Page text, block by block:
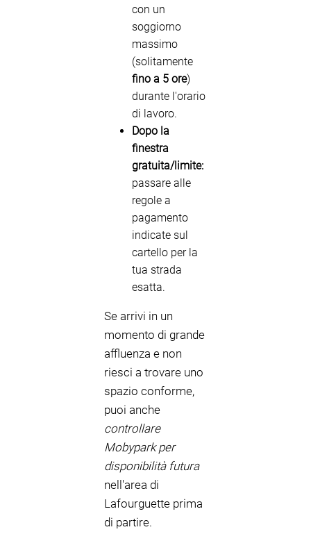
con un
soggiorno
massimo
(solitamente
fino a 5 ore)
durante l'orario
di lavoro.
Dopo la
finestra
gratuita/limite:
passare alle
regole a
pagamento
indicate sul
cartello per la
tua strada
esatta.
Se arrivi in un
momento di grande
affluenza e non
riesci a trovare uno
spazio conforme,
puoi anche
controllare
Mobypark per
disponibilità futura
nell'area di
Lafourguette prima
di partire.